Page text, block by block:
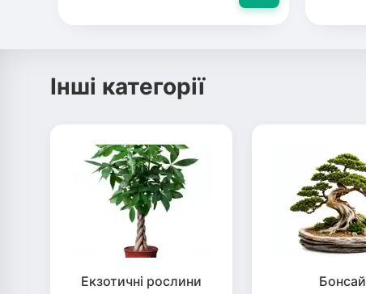
Інші категорії
Екзотичні рослини Бонсай